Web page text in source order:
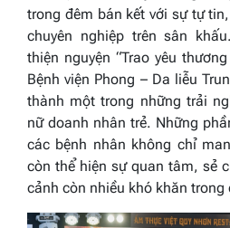
trong đêm bán kết với sự tự
chuyên nghiệp trên sân
thiện nguyện “Trao yêu
Bệnh viện Phong – Da liễu
thành một trong những trải
nữ doanh nhân trẻ. Những
các bệnh nhân không chỉ
còn thể hiện sự quan tâm, sẻ
cảnh còn nhiều khó khăn trong